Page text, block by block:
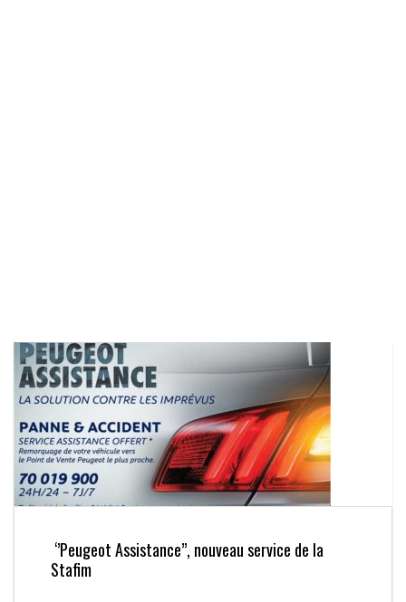
‘’Peugeot Assistance’’, nouveau service de la
Stafim